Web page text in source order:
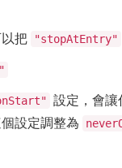
把 "stopAtEntry"
設定，會
設定調整為